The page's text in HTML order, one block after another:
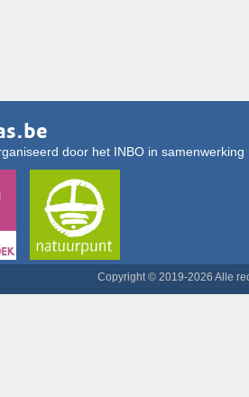
door het INBO in
Copyright © 2019-2026 Alle